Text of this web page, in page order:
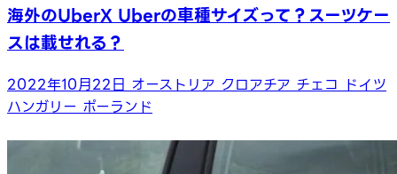
海外のUberX Uberの車種サイズって？スーツケー
スは載せれる？
2022年10月22日 オーストリア クロアチア チェコ ドイツ
ハンガリー ポーランド